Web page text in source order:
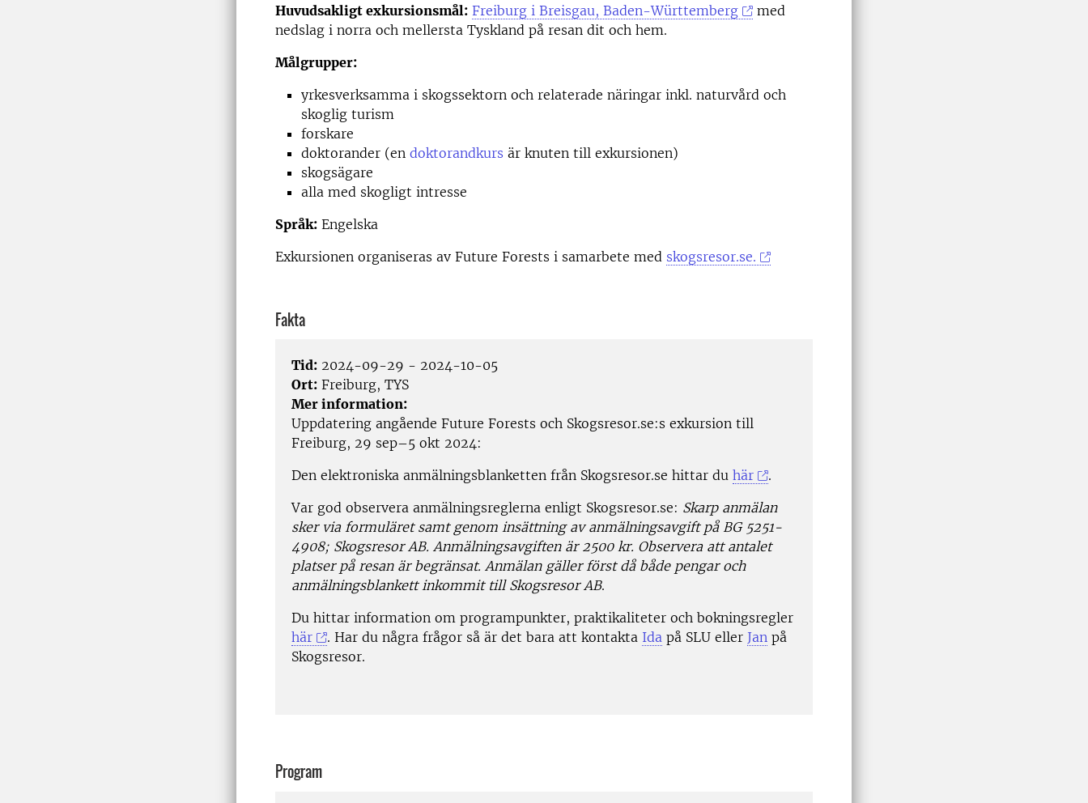
Huvudsakligt exkursionsmål: Freiburg i Breisgau, Baden-Württemberg
med
nedslag i norra och mellersta Tyskland på resan dit och hem.
Målgrupper:
yrkesverksamma i skogssektorn och relaterade näringar inkl. naturvård och
skoglig turism
forskare
doktorander (en doktorandkurs är knuten till exkursionen)
skogsägare
alla med skogligt intresse
Språk: Engelska
Exkursionen organiseras av Future Forests i samarbete med skogsresor.se.
Fakta
Tid: 2024-09-29 - 2024-10-05
Ort: Freiburg, TYS
Mer information:
Uppdatering angående Future Forests och Skogsresor.se:s exkursion till
Freiburg, 29 sep–5 okt 2024:
Den elektroniska anmälningsblanketten från Skogsresor.se hittar du här
.
Var god observera anmälningsreglerna enligt Skogsresor.se: Skarp anmälan
sker via formuläret samt genom insättning av anmälningsavgift på BG 5251-
4908; Skogsresor AB. Anmälningsavgiften är 2500 kr. Observera att antalet
platser på resan är begränsat. Anmälan gäller först då både pengar och
anmälningsblankett inkommit till Skogsresor AB.
Du hittar information om programpunkter, praktikaliteter och bokningsregler
här
. Har du några frågor så är det bara att kontakta Ida på SLU eller Jan på
Skogsresor.
Program